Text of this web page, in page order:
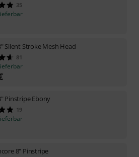
35
Silent Stroke Mesh Head
81
Pinstripe Ebony
19
8" Pinstripe